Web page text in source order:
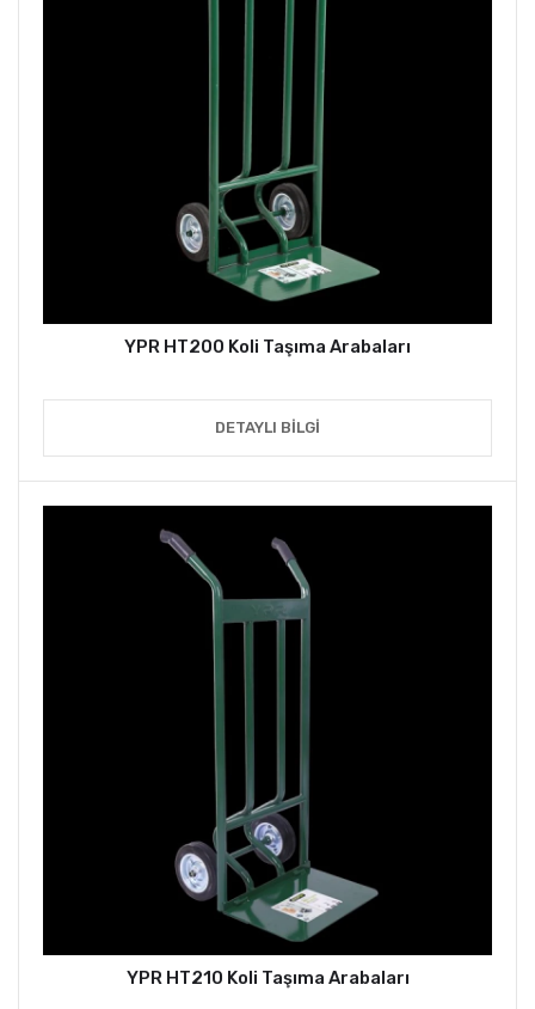
YPR HT200 Koli Taşıma Arabaları
DETAYLI BILGI
YPR HT210 Koli Taşıma Arabaları